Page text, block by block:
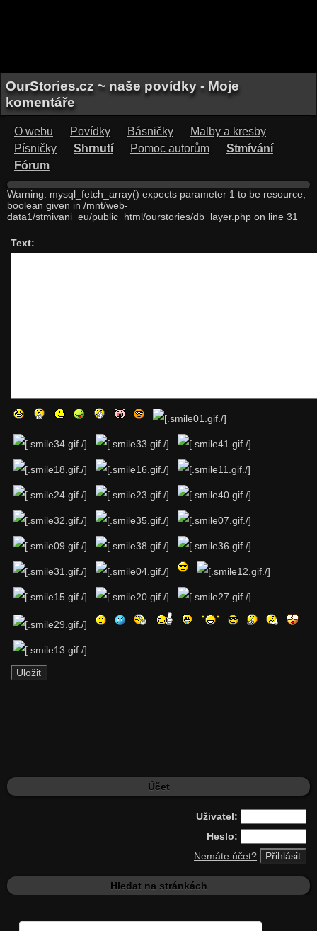
OurStories.cz ~ naše povídky - Moje
komentáře
O webu Povídky Básničky
Malby a kresby
Písničky
Shrnutí Pomoc autorům
Stmívání
Fórum
Warning: mysql_fetch_array() expects parameter 1 to be resource,
boolean given in /mnt/web-
data1/stmivani_eu/public_html/ourstories/db_layer.php on line 31
Text:
Účet
Uživatel:
Heslo:
Nemáte účet?
Hledat na stránkách